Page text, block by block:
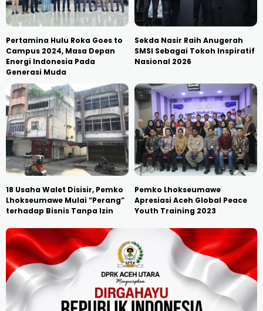
Pertamina Hulu Roka Goes to
Campus 2024, Masa Depan
Energi Indonesia Pada
Generasi Muda
Sekda Nasir Raih Anugerah
SMSI Sebagai Tokoh Inspiratif
Nasional 2026
18 Usaha Walet Disisir, Pemko
Lhokseumawe Mulai “Perang”
terhadap Bisnis Tanpa Izin
Pemko Lhokseumawe
Apresiasi Aceh Global Peace
Youth Training 2023